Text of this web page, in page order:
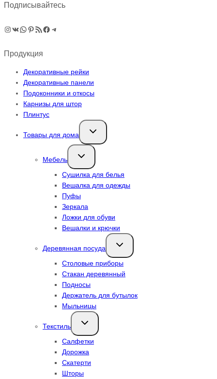
Подписывайтесь
Instagram
ВКонтакте
WhatsApp
Pinterest
RSS-рассылка
Facebook
Telegram
Продукция
Декоративные рейки
Декоративные панели
Подоконники и откосы
Карнизы для штор
Плинтус
Товары для дома
Переключить
дочернее
Мебель
Переключить
дочернее
Сушилка для белья
Вешалка для одежды
Пуфы
Зеркала
Ложки для обуви
Вешалки и крючки
Деревянная посуда
Переключить
дочернее
Столовые приборы
Стакан деревянный
Подносы
Держатель для бутылок
Мыльницы
Текстиль
Переключить
дочернее
Салфетки
Дорожка
Скатерти
Шторы